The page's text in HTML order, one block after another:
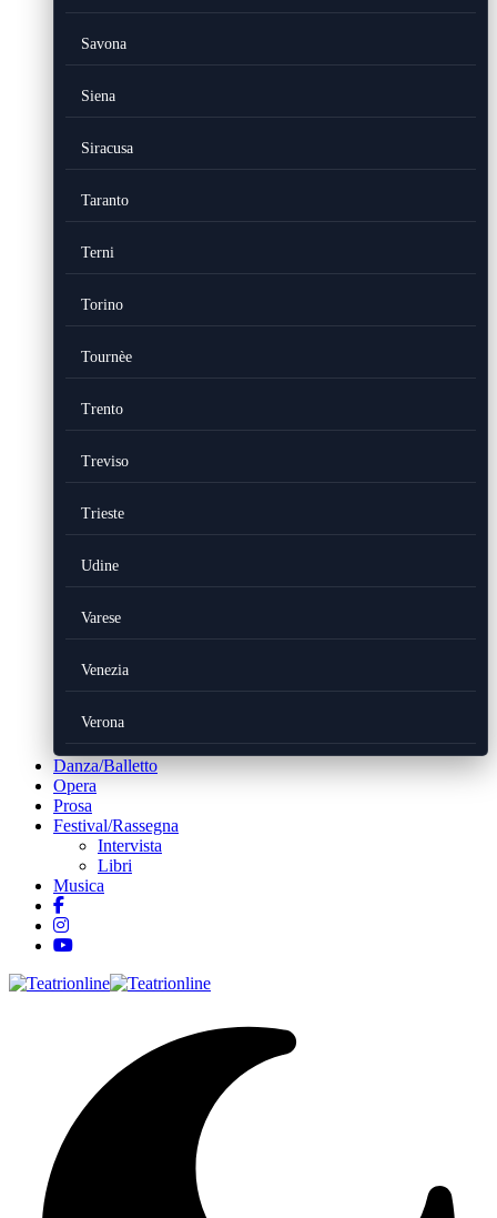
Savona
Siena
Siracusa
Taranto
Terni
Torino
Tournèe
Trento
Treviso
Trieste
Udine
Varese
Venezia
Verona
Danza/Balletto
Opera
Prosa
Festival/Rassegna
Intervista
Libri
Musica